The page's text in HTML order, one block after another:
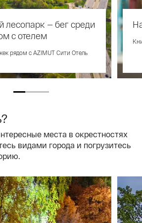
лесопарк — бег среди
с отелем
рядом с AZIMUT Сити Отель
места в окрестностях
видами города и погрузитесь